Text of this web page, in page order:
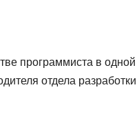
программиста в
отдела